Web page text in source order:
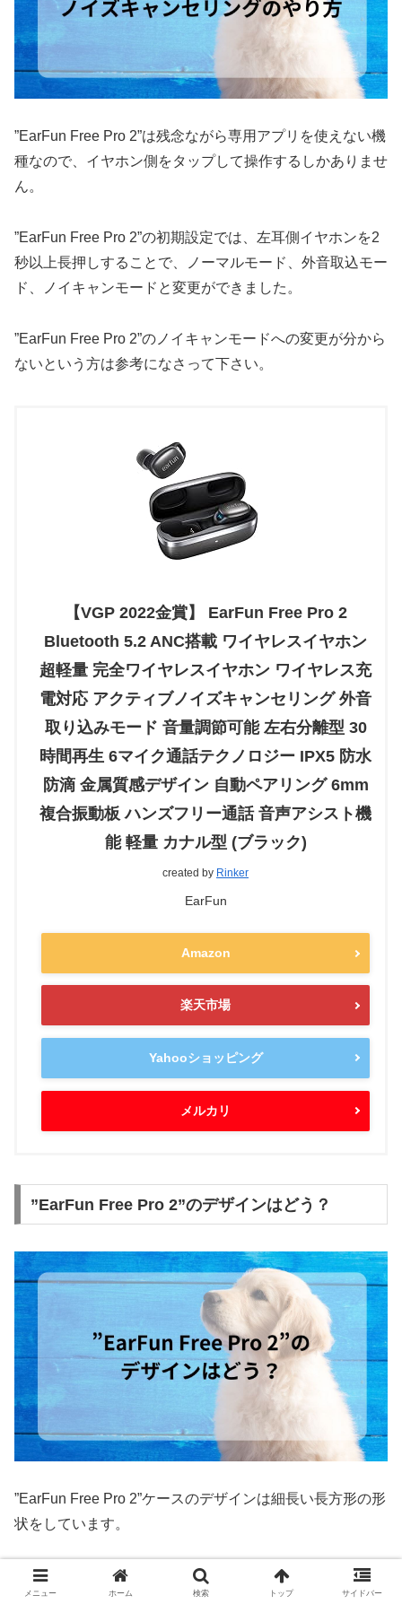
”EarFun Free Pro 2”は残念ながら専用アプリを使えない機
種なので、イヤホン側をタップして操作するしかありませ
ん。
”EarFun Free Pro 2”の初期設定では、左耳側イヤホンを2
秒以上長押しすることで、ノーマルモード、外音取込モー
ド、ノイキャンモードと変更ができました。
”EarFun Free Pro 2”のノイキャンモードへの変更が分から
ないという方は参考になさって下さい。
【VGP 2022金賞】 EarFun Free Pro 2
Bluetooth 5.2 ANC搭載 ワイヤレスイヤホン
超軽量 完全ワイヤレスイヤホン ワイヤレス充
電対応 アクティブノイズキャンセリング 外音
取り込みモード 音量調節可能 左右分離型 30
時間再生 6マイク通話テクノロジー IPX5 防水
防滴 金属質感デザイン 自動ペアリング 6mm
複合振動板 ハンズフリー通話 音声アシスト機
能 軽量 カナル型 (ブラック)
created by Rinker
EarFun
Amazon
楽天市場
Yahooショッピング
メルカリ
”EarFun Free Pro 2”のデザインはどう？
”EarFun Free Pro 2”ケースのデザインは細長い長方形の形
状をしています。
それでいて通常のイヤホンケースと比べてワンサイズ小型
です。
メニュー ホーム 検索 トップ サイドバー